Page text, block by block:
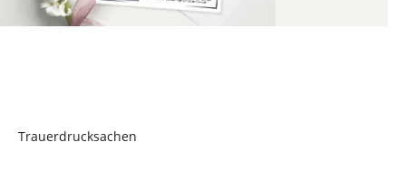
Trauerdrucksachen